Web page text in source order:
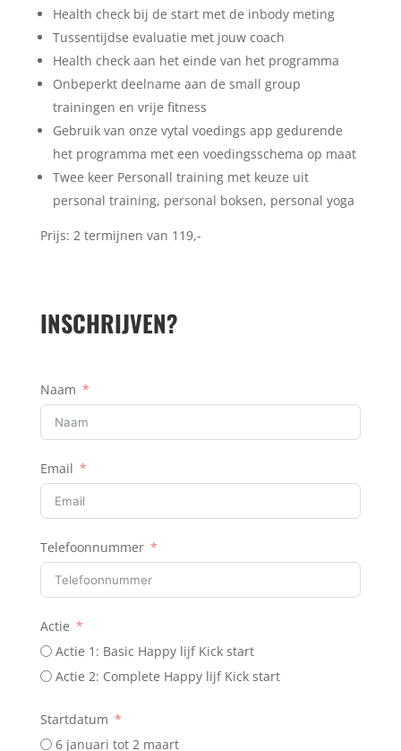
Health check bij de start met de inbody meting
Tussentijdse evaluatie met jouw coach
Health check aan het einde van het programma
Onbeperkt deelname aan de small group
trainingen en vrije fitness
Gebruik van onze vytal voedings app gedurende
het programma met een voedingsschema op maat
Twee keer Personall training met keuze uit
personal training, personal boksen, personal yoga
Prijs: 2 termijnen van 119,-
INSCHRIJVEN?
Naam
Email
Telefoonnummer
Actie
Actie 1: Basic Happy lijf Kick start
Actie 2: Complete Happy lijf Kick start
Startdatum
6 januari tot 2 maart